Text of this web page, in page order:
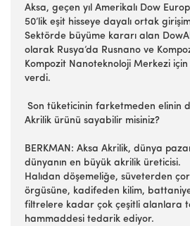
Aksa, geçen yıl Amerikalı Dow
50’lik eşit hisseye dayalı ortak
Sektörde büyüme kararı alan
olarak Rusya’da Rusnano ve
Kompozit Nanoteknoloji Merkezi için
verdi.
Son tüketicinin farketmeden elinin
Akrilik ürünü sayabilir misiniz?
BERKMAN: Aksa Akrilik, dünya
dünyanın en büyük akrilik üreticisi.
Halıdan döşemeliğe, süveterden
örgüsüne, kadifeden kilim,
filtrelere kadar çok çeşitli alanlara
hammaddesi tedarik ediyor.